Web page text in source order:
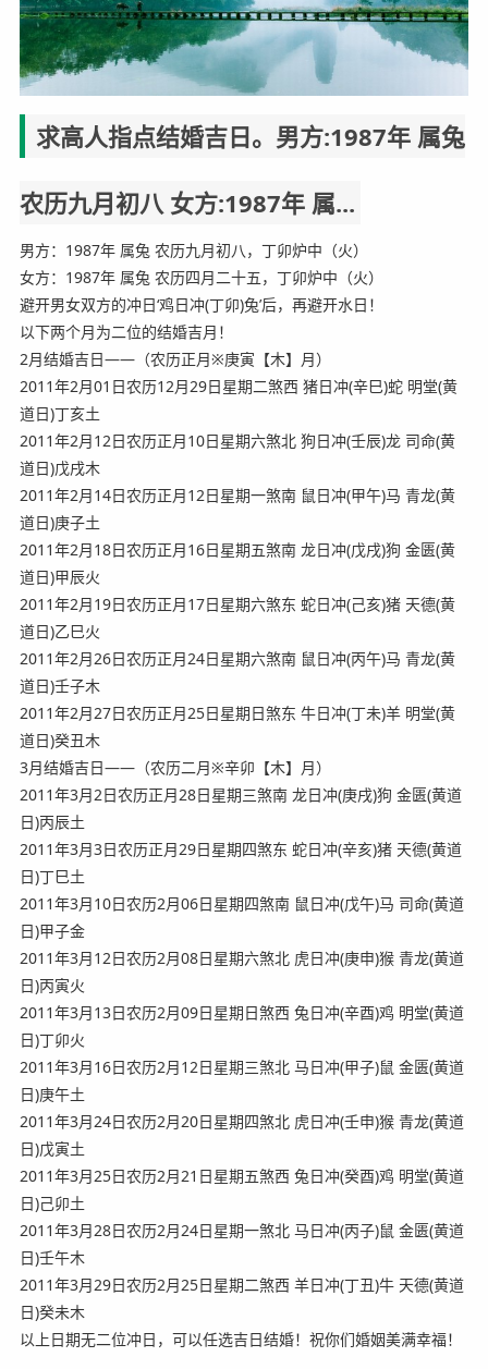
求高人指点结婚吉日。男方:1987年 属兔
农历九月初八 女方:1987年 属...
男方：1987年 属兔 农历九月初八，丁卯炉中（火）
女方：1987年 属兔 农历四月二十五，丁卯炉中（火）
避开男女双方的冲日‘鸡日冲(丁卯)兔’后，再避开水日！
以下两个月为二位的结婚吉月！
2月结婚吉日——（农历正月※庚寅【木】月）
2011年2月01日农历12月29日星期二煞西 猪日冲(辛巳)蛇 明堂(黄
道日)丁亥土
2011年2月12日农历正月10日星期六煞北 狗日冲(壬辰)龙 司命(黄
道日)戊戌木
2011年2月14日农历正月12日星期一煞南 鼠日冲(甲午)马 青龙(黄
道日)庚子土
2011年2月18日农历正月16日星期五煞南 龙日冲(戊戌)狗 金匮(黄
道日)甲辰火
2011年2月19日农历正月17日星期六煞东 蛇日冲(己亥)猪 天德(黄
道日)乙巳火
2011年2月26日农历正月24日星期六煞南 鼠日冲(丙午)马 青龙(黄
道日)壬子木
2011年2月27日农历正月25日星期日煞东 牛日冲(丁未)羊 明堂(黄
道日)癸丑木
3月结婚吉日——（农历二月※辛卯【木】月）
2011年3月2日农历正月28日星期三煞南 龙日冲(庚戌)狗 金匮(黄道
日)丙辰土
2011年3月3日农历正月29日星期四煞东 蛇日冲(辛亥)猪 天德(黄道
日)丁巳土
2011年3月10日农历2月06日星期四煞南 鼠日冲(戊午)马 司命(黄道
日)甲子金
2011年3月12日农历2月08日星期六煞北 虎日冲(庚申)猴 青龙(黄道
日)丙寅火
2011年3月13日农历2月09日星期日煞西 兔日冲(辛酉)鸡 明堂(黄道
日)丁卯火
2011年3月16日农历2月12日星期三煞北 马日冲(甲子)鼠 金匮(黄道
日)庚午土
2011年3月24日农历2月20日星期四煞北 虎日冲(壬申)猴 青龙(黄道
日)戊寅土
2011年3月25日农历2月21日星期五煞西 兔日冲(癸酉)鸡 明堂(黄道
日)己卯土
2011年3月28日农历2月24日星期一煞北 马日冲(丙子)鼠 金匮(黄道
日)壬午木
2011年3月29日农历2月25日星期二煞西 羊日冲(丁丑)牛 天德(黄道
日)癸未木
以上日期无二位冲日，可以任选吉日结婚！祝你们婚姻美满幸福！